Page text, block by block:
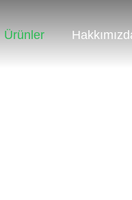
Ürünler